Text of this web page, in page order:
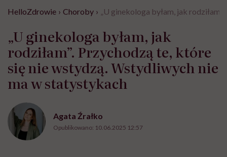
HelloZdrowie › Choroby › „U ginekologa byłam, jak
„U ginekologa byłam, jak
rodziłam”. Przychodzą te, które
się nie wstydzą. Wstydliwych nie
ma w statystykach
Agata Źrałko
Opublikowano: 10.06.2025 12:57